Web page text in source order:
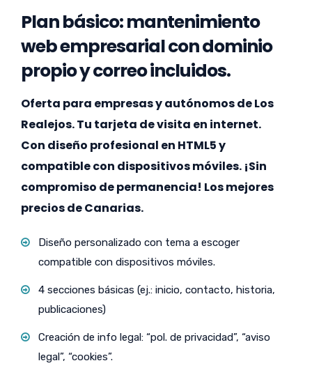
Plan básico: mantenimiento
web empresarial con dominio
propio y correo incluidos.
Oferta para empresas y autónomos de Los
Realejos. Tu tarjeta de visita en internet.
Con diseño profesional en HTML5 y
compatible con dispositivos móviles. ¡Sin
compromiso de permanencia! Los mejores
precios de Canarias.
Diseño personalizado con tema a escoger
compatible con dispositivos móviles.
4 secciones básicas (ej.: inicio, contacto, historia,
publicaciones)
Creación de info legal: “pol. de privacidad”, “aviso
legal”, “cookies”.